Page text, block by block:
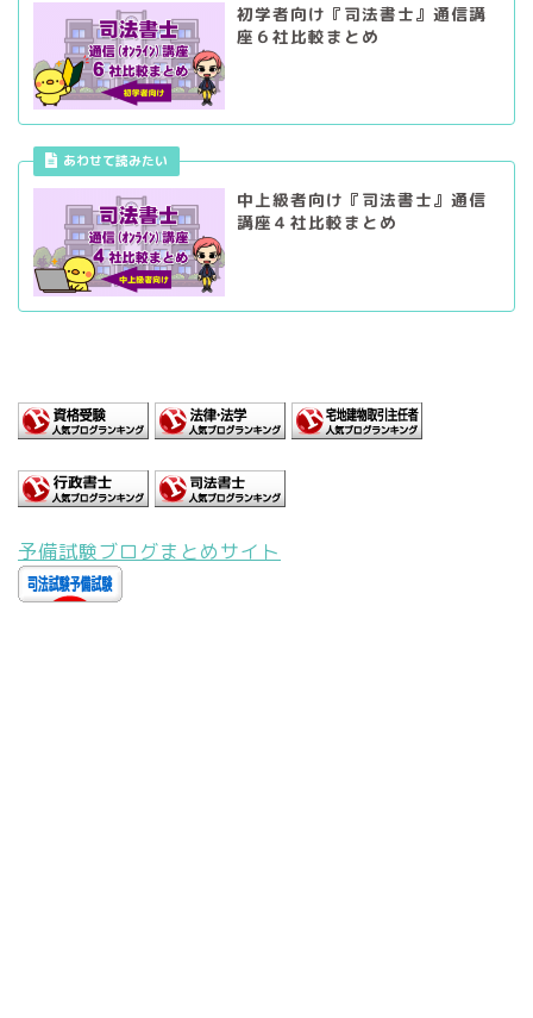
初学者向け『司法書士』通信講
座６社比較まとめ
あわせて読みたい
中上級者向け『司法書士』通信
講座４社比較まとめ
予備試験ブログまとめサイト